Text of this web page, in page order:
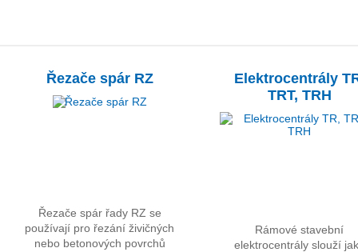
Řezače spár RZ
Řezače spár řady RZ se
používají pro řezání živičných
nebo betonových povrchů
Elektrocentrály
TRT, TRH
Rámové stavební
elektrocentrály slouží